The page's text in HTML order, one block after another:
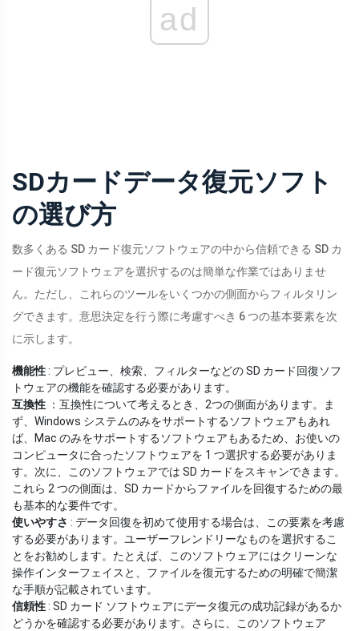
ad
SDカードデータ復元ソフト
の選び方
数多くある SD カード復元ソフトウェアの中から信頼できる SD カ
ード復元ソフトウェアを選択するのは簡単な作業ではありませ
ん。ただし、これらのツールをいくつかの側面からフィルタリン
グできます。意思決定を行う際に考慮すべき 6 つの基本要素を次
に示します。
機能性: プレビュー、検索、フィルターなどの SD カード回復ソフ
トウェアの機能を確認する必要があります。
互換性 ：互換性について考えるとき、2つの側面があります。ま
ず、Windows システムのみをサポートするソフトウェアもあれ
ば、Mac のみをサポートするソフトウェアもあるため、お使いの
コンピュータに合ったソフトウェアを 1 つ選択する必要がありま
す。次に、このソフトウェアでは SD カードをスキャンできます。
これら 2 つの側面は、SD カードからファイルを回復するための最
も基本的な要件です。
使いやすさ : データ回復を初めて使用する場合は、この要素を考慮
する必要があります。ユーザーフレンドリーなものを選択するこ
とをお勧めします。たとえば、このソフトウェアにはクリーンな
操作インターフェイスと、ファイルを復元するための明確で簡潔
な手順が記載されています。
信頼性: SD カード ソフトウェアにデータ復元の成功記録があるか
どうかを確認する必要があります。さらに、このソフトウェア